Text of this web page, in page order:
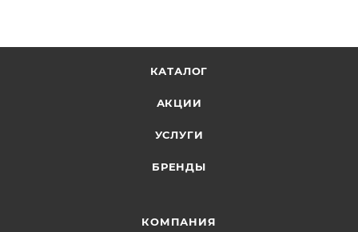
КАТАЛОГ
АКЦИИ
УСЛУГИ
БРЕНДЫ
КОМПАНИЯ